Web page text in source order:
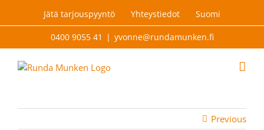
Jätä tarjouspyyntö Yhteystiedot Suomi
0400 9055 41 | yvonne@rundamunken.fi
Previous